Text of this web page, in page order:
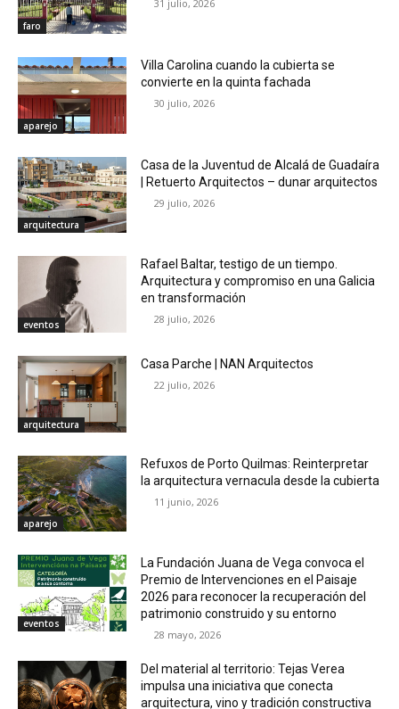
faro
31 julio, 2026
aparejo
Villa Carolina cuando la cubierta se
convierte en la quinta fachada
30 julio, 2026
arquitectura
Casa de la Juventud de Alcalá de Guadaíra
| Retuerto Arquitectos – dunar arquitectos
29 julio, 2026
eventos
Rafael Baltar, testigo de un tiempo.
Arquitectura y compromiso en una Galicia
en transformación
28 julio, 2026
arquitectura
Casa Parche | NAN Arquitectos
22 julio, 2026
aparejo
Refuxos de Porto Quilmas: Reinterpretar
la arquitectura vernacula desde la cubierta
11 junio, 2026
eventos
La Fundación Juana de Vega convoca el
Premio de Intervenciones en el Paisaje
2026 para reconocer la recuperación del
patrimonio construido y su entorno
28 mayo, 2026
Del material al territorio: Tejas Verea
impulsa una iniciativa que conecta
arquitectura, vino y tradición constructiva